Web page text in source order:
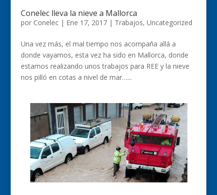
Conelec lleva la nieve a Mallorca
por Conelec| Ene 17, 2017| Trabajos, Uncategorized
Una vez más, el mal tiempo nos acompaña allá a
donde vayamos, esta vez ha sido en Mallorca, donde
estamos realizando unos trabajos para REE y la nieve
nos pilló en cotas a nivel de mar…...